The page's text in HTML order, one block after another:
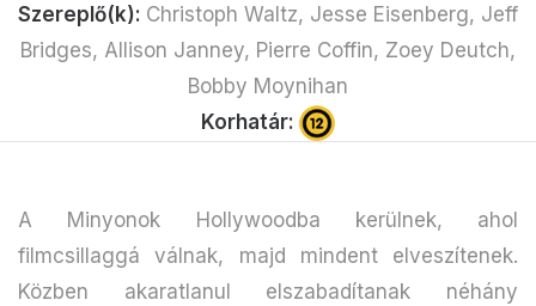
Szereplő(k): Christoph Waltz, Jesse Eisenberg, Jeff
Bridges, Allison Janney, Pierre Coffin, Zoey Deutch,
Bobby Moynihan
Korhatár:
A Minyonok Hollywoodba kerülnek, ahol
filmcsillaggá válnak, majd mindent elveszítenek.
Közben akaratlanul elszabadítanak néhány